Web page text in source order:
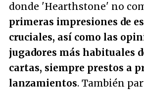
donde 'Hearthstone' no
primeras impresiones de
cruciales, así como las
jugadores más habituales
cartas, siempre prestos a
lanzamientos. También